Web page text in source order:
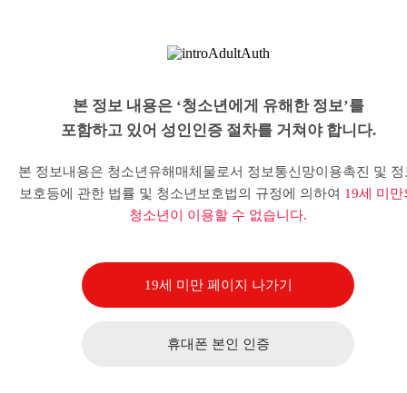
본 정보 내용은 ‘청소년에게 유해한 정보’를
포함하고 있어 성인인증 절차를 거쳐야 합니다.
본 정보내용은 청소년유해매체물로서 정보통신망이용촉진 및 정
보호등에 관한 법률 및 청소년보호법의 규정에 의하여 19세 미만
청소년이 이용할 수 없습니다.
19세 미만 페이지 나가기
휴대폰 본인 인증